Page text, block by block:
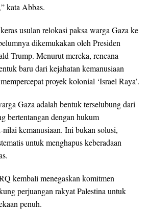
kata Abbas.
usulan relokasi paksa warga Gaza ke
dikemukakan oleh Presiden
Trump. Menurut mereka, rencana
baru dari kejahatan kemanusiaan
proyek kolonial ‘Israel Raya’.
Gaza adalah bentuk terselubung dari
bertentangan dengan hukum
kemanusiaan. Ini bukan solusi,
untuk menghapus keberadaan
kembali menegaskan komitmen
perjuangan rakyat Palestina untuk
penuh.